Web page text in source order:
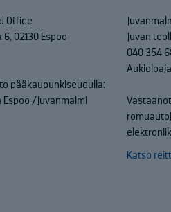
Office
02130 Espoo
pääkaupunkiseudulla:
/Juvanmalmi
Juvan
040 354
Katso